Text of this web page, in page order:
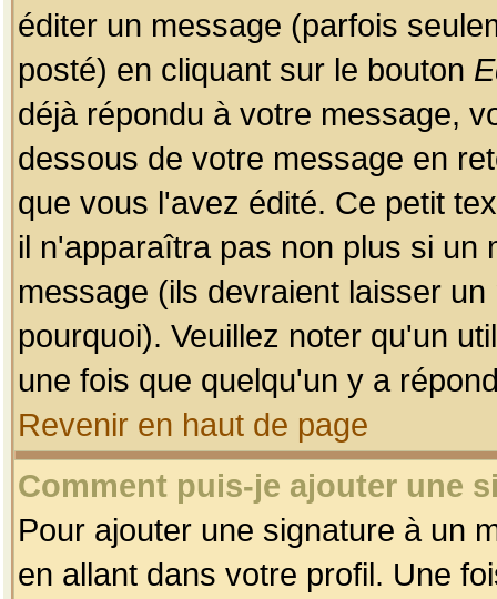
éditer un message (parfois
posté) en cliquant sur le bouton
déjà répondu à votre message,
dessous de votre message en
que vous l'avez édité. Ce petit
il n'apparaîtra pas non plus si un
message (ils devraient laisser
pourquoi). Veuillez noter qu'un
une fois que quelqu'un y a
Revenir en haut de page
Comment puis-je ajouter une
Pour ajouter une signature à un
en allant dans votre profil. Une